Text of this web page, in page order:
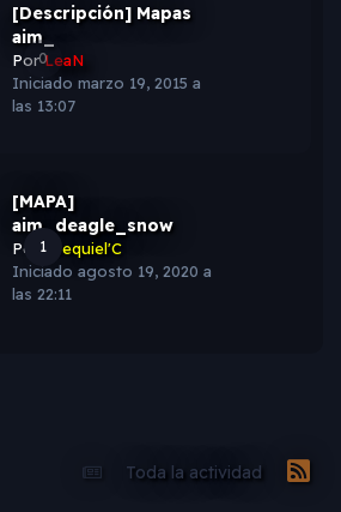
0
[Descripción] Mapas
aim_
PorLeaN
Iniciado marzo 19, 2015 a
las 13:07
1
[MAPA]
aim_deagle_snow
PorEzequiel'C
Iniciado agosto 19, 2020 a
las 22:11
Toda la actividad